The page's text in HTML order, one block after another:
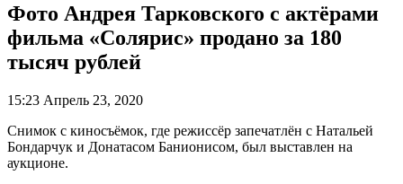
Фото Андрея Тарковского с актёрами
фильма «Солярис» продано за 180
тысяч рублей
15:23 Апрель 23, 2020
Снимок с киносъёмок, где режиссёр запечатлён с Натальей
Бондарчук и Донатасом Банионисом, был выставлен на
аукционе.